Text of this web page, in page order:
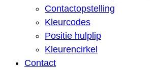
Contactopstelling
Kleurcodes
Positie hulplip
Kleurencirkel
Contact